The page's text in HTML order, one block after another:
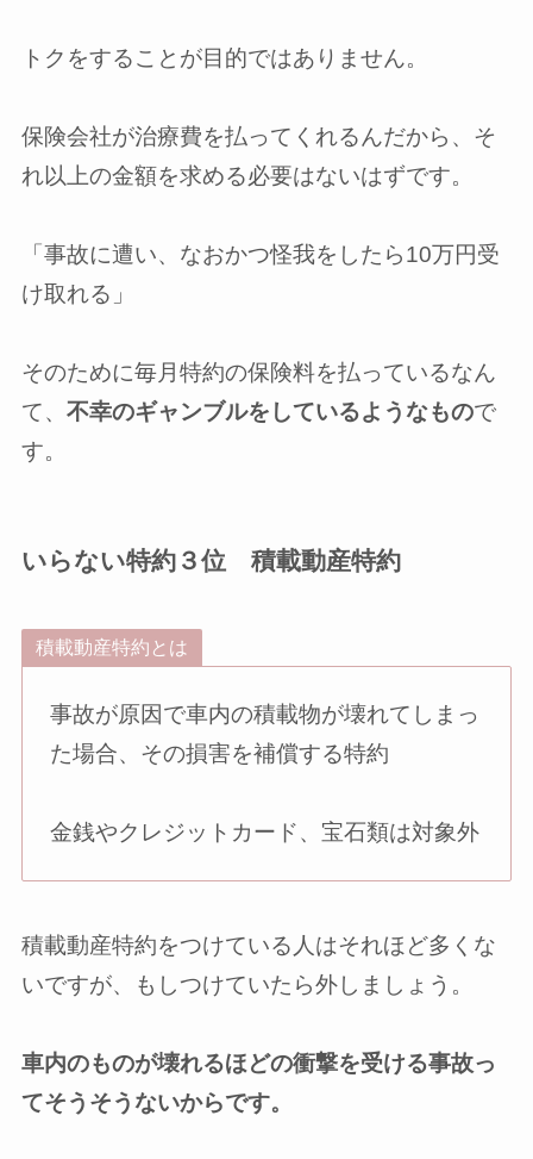
トクをすることが目的ではありません。
保険会社が治療費を払ってくれるんだから、そ
れ以上の金額を求める必要はないはずです。
「事故に遭い、なおかつ怪我をしたら10万円受
け取れる」
そのために毎月特約の保険料を払っているなん
て、 不幸のギャンブルをしているようなもので
す。
いらない特約３位 積載動産特約
積載動産特約とは
事故が原因で車内の積載物が壊れてしまっ
た場合、その損害を補償する特約
金銭やクレジットカード、宝石類は対象外
積載動産特約をつけている人はそれほど多くな
いですが、もしつけていたら外しましょう。
車内のものが壊れるほどの衝撃を受ける事故っ
てそうそうないからです。